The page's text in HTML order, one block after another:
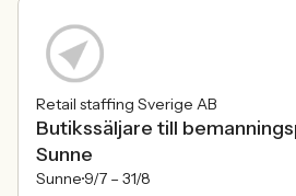
Retail staffing Sverige AB
Butikssäljare till
Sunne
Sunne 9/7 – 31/8